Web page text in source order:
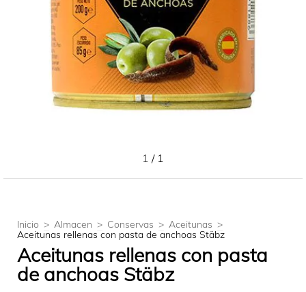
1 / 1
Inicio > Almacen > Conservas > Aceitunas >
Aceitunas rellenas con pasta de anchoas Stäbz
Aceitunas rellenas con pasta
de anchoas Stäbz